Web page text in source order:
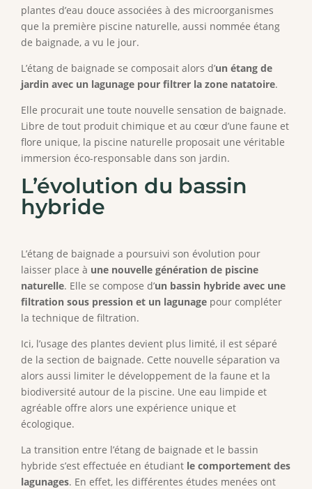
plantes d’eau douce associées à des microorganismes
que la première piscine naturelle, aussi nommée étang
de baignade, a vu le jour.
L’étang de baignade se composait alors d’un étang de
jardin avec un lagunage pour filtrer la zone natatoire.
Elle procurait une toute nouvelle sensation de baignade.
Libre de tout produit chimique et au cœur d’une faune et
flore unique, la piscine naturelle proposait une véritable
immersion éco-responsable dans son jardin.
L’évolution du bassin
hybride
L’étang de baignade a poursuivi son évolution pour
laisser place à une nouvelle génération de piscine
naturelle. Elle se compose d’un bassin hybride avec une
filtration sous pression et un lagunage pour compléter
la technique de filtration.
Ici, l’usage des plantes devient plus limité, il est séparé
de la section de baignade. Cette nouvelle séparation va
alors aussi limiter le développement de la faune et la
biodiversité autour de la piscine. Une eau limpide et
agréable offre alors une expérience unique et
écologique.
La transition entre l’étang de baignade et le bassin
hybride s’est effectuée en étudiant le comportement des
lagunages. En effet, les différentes études menées ont